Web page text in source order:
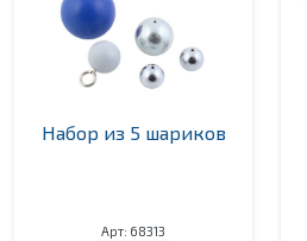
Набор из 5 шариков
Арт: 68313